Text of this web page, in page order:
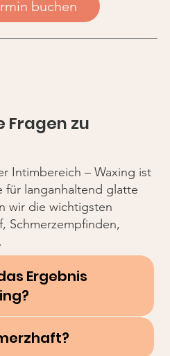
buchen
Fragen zu
Intimbereich – Waxing ist
langanhaltend glatte
wir die wichtigsten
Schmerzempfinden,
Ergebnis